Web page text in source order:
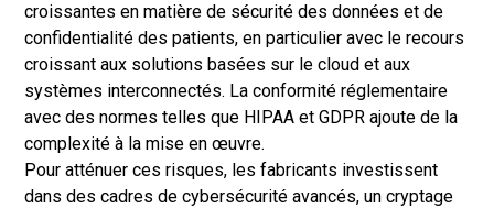
croissantes en matière de sécurité des données et de
confidentialité des patients, en particulier avec le recours
croissant aux solutions basées sur le cloud et aux
systèmes interconnectés. La conformité réglementaire
avec des normes telles que HIPAA et GDPR ajoute de la
complexité à la mise en œuvre.
Pour atténuer ces risques, les fabricants investissent
dans des cadres de cybersécurité avancés, un cryptage